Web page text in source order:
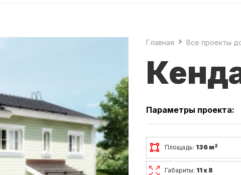
Главная Все проекты
Параметры проекта:
Площадь: 136 м2
Габариты: 11 х 8